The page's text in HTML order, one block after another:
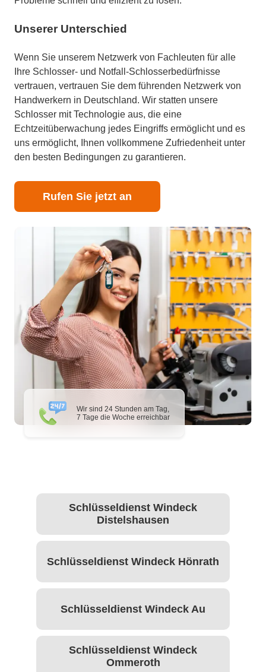
Wir sind 24 Stunden am Tag,
7 Tage die Woche erreichbar
Unserer Unterschied
Wenn Sie unserem Netzwerk von Fachleuten für alle
Ihre Schlosser- und Notfall-Schlosserbedürfnisse
vertrauen, vertrauen Sie dem führenden Netzwerk von
Handwerkern in Deutschland. Wir statten unsere
Schlosser mit Technologie aus, die eine
Echtzeitüberwachung jedes Eingriffs ermöglicht und es
uns ermöglicht, Ihnen vollkommene Zufriedenheit unter
den besten Bedingungen zu garantieren.
Rufen Sie jetzt an
Schlüsseldienst Windeck
Distelshausen
Schlüsseldienst Windeck Hönrath
Schlüsseldienst Windeck Au
Schlüsseldienst Windeck
Ommeroth